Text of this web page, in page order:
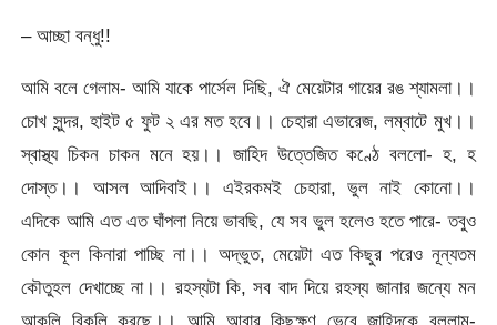
– আচ্ছা বন্ধু!!
আমি বলে গেলাম- আমি যাকে পার্সেল দিছি, ঐ মেয়েটার গায়ের রঙ শ্যামলা।।
চোখ সুন্দর, হাইট ৫ ফুট ২ এর মত হবে।। চেহারা এভারেজ, লম্বাটে মুখ।।
স্বাস্থ্য চিকন চাকন মনে হয়।। জাহিদ উত্তেজিত কণ্ঠে বললো- হ, হ
দোস্ত।। আসল আদিবাই।। এইরকমই চেহারা, ভুল নাই কোনো।।
এদিকে আমি এত এত ঘাঁপলা নিয়ে ভাবছি, যে সব ভুল হলেও হতে পারে- তবুও
কোন কূল কিনারা পাচ্ছি না।। অদ্ভুত, মেয়েটা এত কিছুর পরেও নূন্যতম
কৌতুহল দেখাচ্ছে না।। রহস্যটা কি, সব বাদ দিয়ে রহস্য জানার জন্যে মন